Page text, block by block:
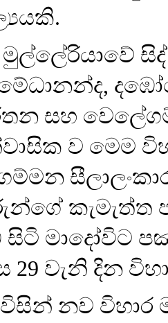
මුල්ලේරියාවේ
සහ
ව මෙම
කැමැත්ත
සිටි මාදෝවිට
29 වැනි දින
නව විහාර